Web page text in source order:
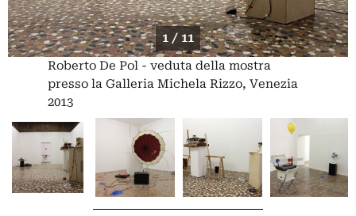
1 / 11
Roberto De Pol - veduta della mostra
presso la Galleria Michela Rizzo, Venezia
2013